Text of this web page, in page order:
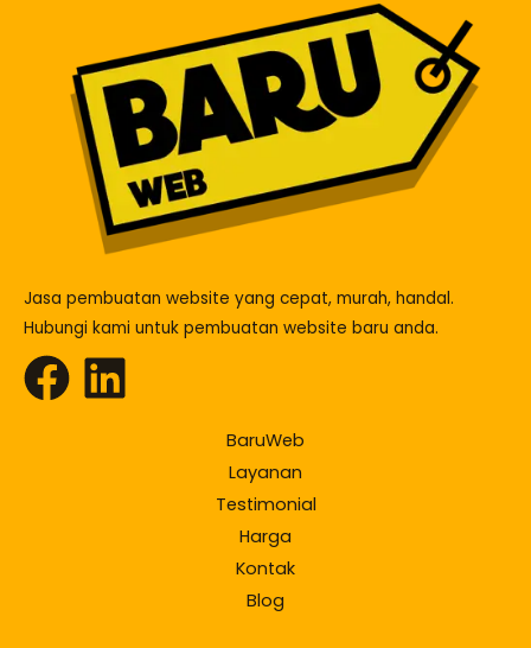
Jasa pembuatan website yang cepat, murah, handal.
Hubungi kami untuk pembuatan website baru anda.
BaruWeb
Layanan
Testimonial
Harga
Kontak
Blog